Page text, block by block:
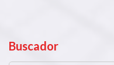
Buscador